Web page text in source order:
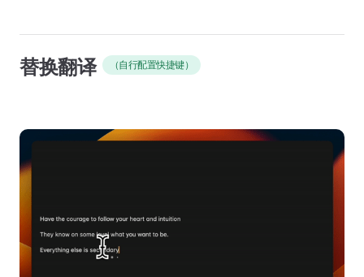
替换翻译 （自行配置快捷键）